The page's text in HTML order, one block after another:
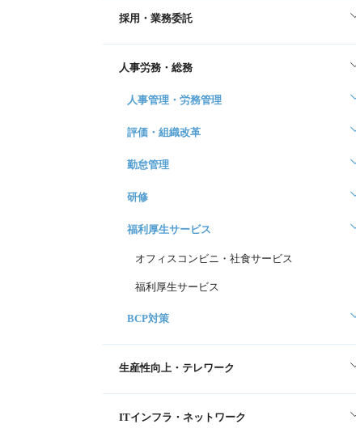
採用・業務委託
人事労務・総務
人事管理・労務管理
評価・組織改革
勤怠管理
研修
福利厚生サービス
オフィスコンビニ・社食サービス
福利厚生サービス
BCP対策
生産性向上・テレワーク
ITインフラ・ネットワーク